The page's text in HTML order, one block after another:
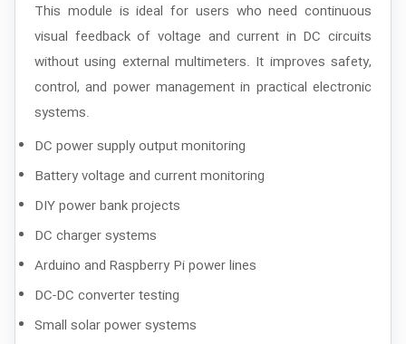
This module is ideal for users who need continuous
visual feedback of voltage and current in DC circuits
without using external multimeters. It improves safety,
control, and power management in practical electronic
systems.
DC power supply output monitoring
Battery voltage and current monitoring
DIY power bank projects
DC charger systems
Arduino and Raspberry Pi power lines
DC-DC converter testing
Small solar power systems